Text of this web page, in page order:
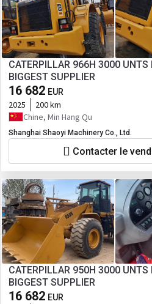
CATERPILLAR 966H 3000 UNTS
BIGGEST SUPPLIER
16 682 EUR
2025
200 km
Chine, Min Hang Qu
Shanghai Shaoyi Machinery Co., Ltd.
Contacter le
CATERPILLAR 950H 3000 UNTS
BIGGEST SUPPLIER
16 682 EUR